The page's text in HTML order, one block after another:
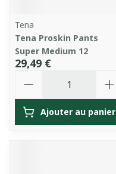
Tena
Tena Proskin Pants
Super Medium 12
29,49 €
Ajouter au panier